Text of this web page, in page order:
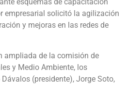
esquemas de capacitación
empresarial solicitó la agilización
y mejoras en las redes de
ampliada de la comisión de
y Medio Ambiente, los
(presidente), Jorge Soto,